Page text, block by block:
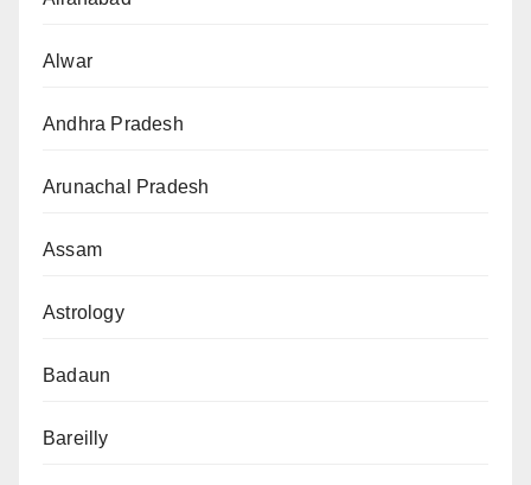
Alwar
Andhra Pradesh
Arunachal Pradesh
Assam
Astrology
Badaun
Bareilly